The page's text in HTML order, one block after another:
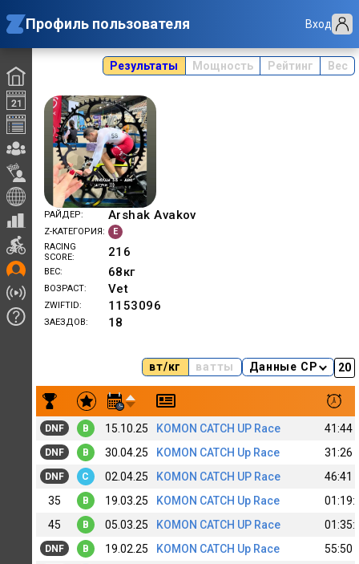
Профиль пользователя Вход
Результаты Мощность Рейтинг Вес
РАЙДЕР Arshak Avakov
Z-КАТЕГОРИЯ
E
RACING
SCORE
216
ВЕС 68кг
ВОЗРАСТ Vet
ZWIFTID 1153096
ЗАЕЗДОВ 18
вт/кг ватты Данные CP
Результаты заездов Arshak Avakov
DNF B 15.10.25 KOMON CATCH UP Race 41:44
DNF B 30.04.25 KOMON CATCH Up Race 31:26
DNF C 02.04.25 KOMON CATCH UP Race
46:41
35
B 19.03.25 KOMON CATCH Up Race
45
B 05.03.25 KOMON CATCH UP Race
DNF B 19.02.25 KOMON CATCH Up Race 55:50